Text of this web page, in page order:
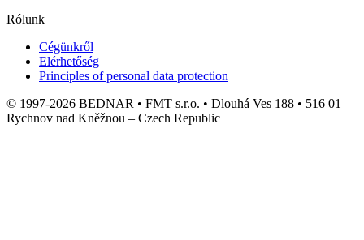
Rólunk
Cégünkről
Elérhetőség
Principles of personal data protection
© 1997-2026 BEDNAR • FMT s.r.o. • Dlouhá Ves 188 • 516 01
Rychnov nad Kněžnou – Czech Republic